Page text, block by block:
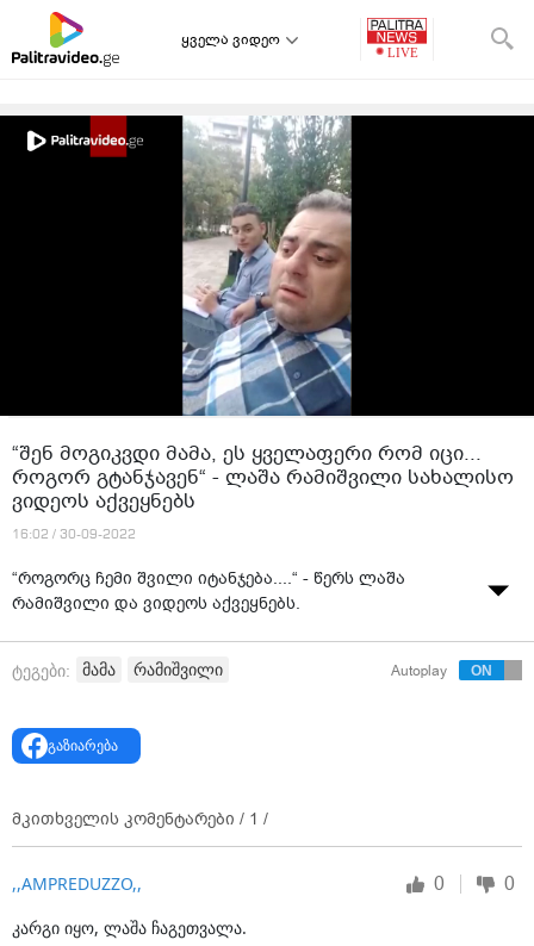
ყველა ვიდეო
“შენ მოგიკვდი მამა, ეს ყველაფერი რომ იცი...
როგორ გტანჯავენ“ - ლაშა რამიშვილი სახალისო
ვიდეოს აქვეყნებს
16:02 / 30-09-2022
“როგორც ჩემი შვილი იტანჯება....“ - წერს ლაშა
რამიშვილი და ვიდეოს აქვეყნებს.
ტეგები: მამა რამიშვილი Autoplay
გაზიარება
მკითხველის კომენტარები / 1 /
,,AMPREDUZZO,, 0 0
კარგი იყო, ლაშა ჩაგეთვალა.